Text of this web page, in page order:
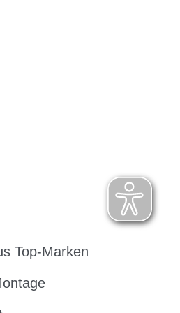
Top-Marken